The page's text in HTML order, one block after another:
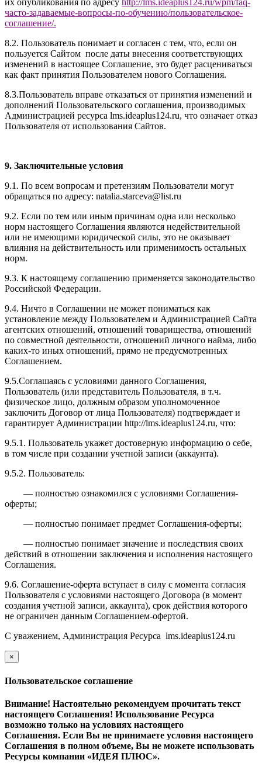
их опубликования по адресу http:// ms.ideaplus1 24.ru/wpm/faq-
часто-задаваемые-вопросы-по-обучению/пользовательское-
соглашение/.
8.2. Пользователь понимает и согласен с тем, что, если он
пользуется Сайтом после даты внесения соответствующих
изменений в настоящее Соглашение, это будет расцениваться
как факт принятия Пользователем нового Соглашения.
8.3.Пользователь вправе отказаться от принятия изменений и
дополнений Пользовательского соглашения, производимых
Администрацией ресурса lms.ideaplus124.ru, что означает отказ
Пользователя от использования Сайтов.
9. Заключительные условия
9.1. По всем вопросам и претензиям Пользователи могут
обращаться по адресу: natalia.starceva@list.ru
9.2. Если по тем или иным причинам одна или несколько
норм настоящего Соглашения являются недействительной
или не имеющими юридической силы, это не оказывает
влияния на действительность или применимость остальных
норм.
9.3. К настоящему соглашению применяется законодательство
Российской Федерации.
9.4. Ничто в Соглашении не может пониматься как
установление между Пользователем и Администрацией Сайта
агентских отношений, отношений товарищества, отношений
по совместной деятельности, отношений личного найма, либо
каких-то иных отношений, прямо не предусмотренных
Соглашением.
9.5.Соглашаясь с условиями данного Соглашения,
Пользователь (или представитель Пользователя, в т.ч.
физическое лицо, должным образом уполномоченное
заключить Договор от лица Пользователя) подтверждает и
гарантирует Администрации http://lms.ideaplus124.ru, что:
9.5.1. Пользователь укажет достоверную информацию о себе,
в том числе при создании учетной записи (аккаунта).
9.5.2. Пользователь:
— полностью ознакомился с условиями Соглашения-
оферты;
— полностью понимает предмет Соглашения-оферты;
— полностью понимает значение и последствия своих
действий в отношении заключения и исполнения настоящего
Соглашения.
9.6. Соглашение-оферта вступает в силу с момента согласия
Пользователя с условиями настоящего Договора (в момент
создания учетной записи, аккаунта), срок действия которого
не ограничен данным Соглашением-офертой.
С уважением, Администрация Ресурса lms.ideaplus124.ru
×
закрыть
Пользовательское соглашение
Внимание! Настоятельно рекомендуем прочитать текст
настоящего Соглашения! Использование Ресурса
возможно только на условиях настоящего
Соглашения. Если Вы не принимаете условия настоящего
Соглашения в полном объеме, Вы не можете использовать
Ресурсы компании «ИДЕЯ ПЛЮС».